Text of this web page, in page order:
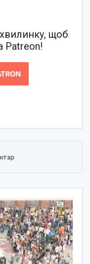
щоб
Patreon!